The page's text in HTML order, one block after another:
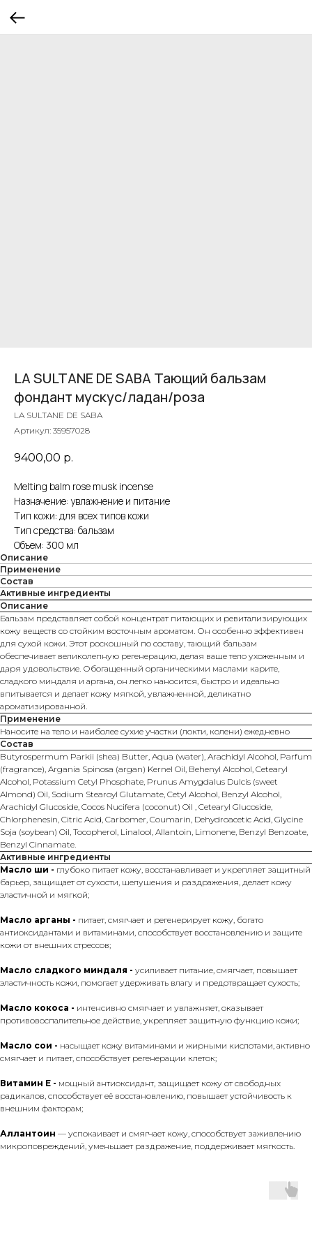
LA SULTANE DE SABA Тающий бальзам
фондант мускус/ладан/роза
LA SULTANE DE SABA
Артикул: 35957028
9400,00 р.
Melting balm rose musk incense
Назначение: увлажнение и питание
Тип кожи: для всех типов кожи
Тип средства: бальзам
Объем: 300 мл
Описание
Применение
Состав
Активные ингредиенты
Описание
Бальзам представляет собой концентрат питающих и ревитализирующих
кожу веществ со стойким восточным ароматом. Он особенно эффективен
для сухой кожи. Этот роскошный по составу, тающий бальзам
обеспечивает великолепную регенерацию, делая ваше тело ухоженным и
даря удовольствие. Обогащенный органическими маслами карите,
сладкого миндаля и аргана, он легко наносится, быстро и идеально
впитывается и делает кожу мягкой, увлажненной, деликатно
ароматизированной.
Применение
Наносите на тело и наиболее сухие участки (локти, колени) ежедневно
Состав
Butyrospermum Parkii (shea) Butter, Aqua (water), Arachidyl Alcohol, Parfum
(fragrance), Argania Spinosa (argan) Kernel Oil, Behenyl Alcohol, Cetearyl
Alcohol, Potassium Cetyl Phosphate, Prunus Amygdalus Dulcis (sweet
Almond) Oil, Sodium Stearoyl Glutamate, Cetyl Alcohol, Benzyl Alcohol,
Arachidyl Glucoside, Cocos Nucifera (coconut) Oil , Cetearyl Glucoside,
Chlorphenesin, Citric Acid, Carbomer, Coumarin, Dehydroacetic Acid, Glycine
Soja (soybean) Oil, Tocopherol, Linalool, Allantoin, Limonene, Benzyl Benzoate,
Benzyl Cinnamate.
Активные ингредиенты
Масло ши - глубоко питает кожу, восстанавливает и укрепляет защитный
барьер, защищает от сухости, шелушения и раздражения, делает кожу
эластичной и мягкой;
Масло арганы - питает, смягчает и регенерирует кожу, богато
антиоксидантами и витаминами, способствует восстановлению и защите
кожи от внешних стрессов;
Масло сладкого миндаля - усиливает питание, смягчает, повышает
эластичность кожи, помогает удерживать влагу и предотвращает сухость;
Масло кокоса - интенсивно смягчает и увлажняет, оказывает
противовоспалительное действие, укрепляет защитную функцию кожи;
Масло сои - насыщает кожу витаминами и жирными кислотами, активно
смягчает и питает, способствует регенерации клеток;
Витамин Е - мощный антиоксидант, защищает кожу от свободных
радикалов, способствует её восстановлению, повышает устойчивость к
внешним факторам;
Аллантоин — успокаивает и смягчает кожу, способствует заживлению
микроповреждений, уменьшает раздражение, поддерживает мягкость.